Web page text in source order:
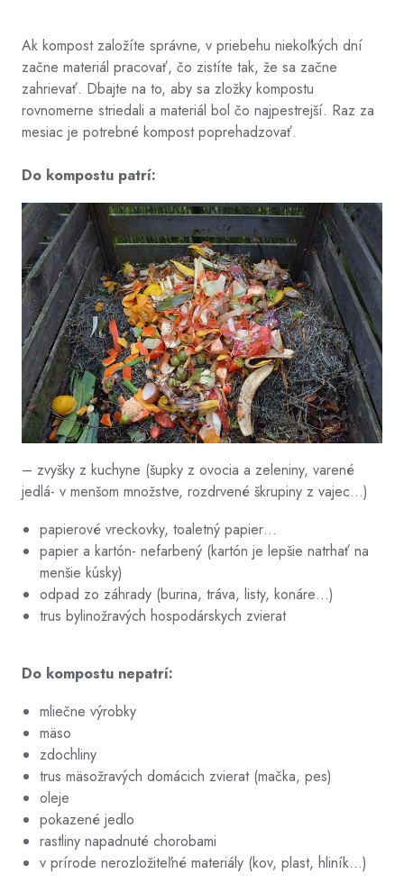
Ak kompost založíte správne, v priebehu niekoľkých dní
začne materiál pracovať, čo zistíte tak, že sa začne
zahrievať. Dbajte na to, aby sa zložky kompostu
rovnomerne striedali a materiál bol čo najpestrejší. Raz za
mesiac je potrebné kompost poprehadzovať.
Do kompostu patrí:
– zvyšky z kuchyne (šupky z ovocia a zeleniny, varené
jedlá- v menšom množstve, rozdrvené škrupiny z vajec…)
papierové vreckovky, toaletný papier…
papier a kartón- nefarbený (kartón je lepšie natrhať na
menšie kúsky)
odpad zo záhrady (burina, tráva, listy, konáre…)
trus bylinožravých hospodárskych zvierat
Do kompostu nepatrí:
mliečne výrobky
mäso
zdochliny
trus mäsožravých domácich zvierat (mačka, pes)
oleje
pokazené jedlo
rastliny napadnuté chorobami
v prírode nerozložiteľné materiály (kov, plast, hliník…)